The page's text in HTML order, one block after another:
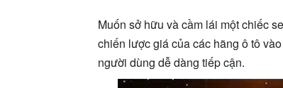
Muốn sở hữu và cầm lái một chiếc
chiến lược giá của các hãng ô tô
người dùng dễ dàng tiếp cận.